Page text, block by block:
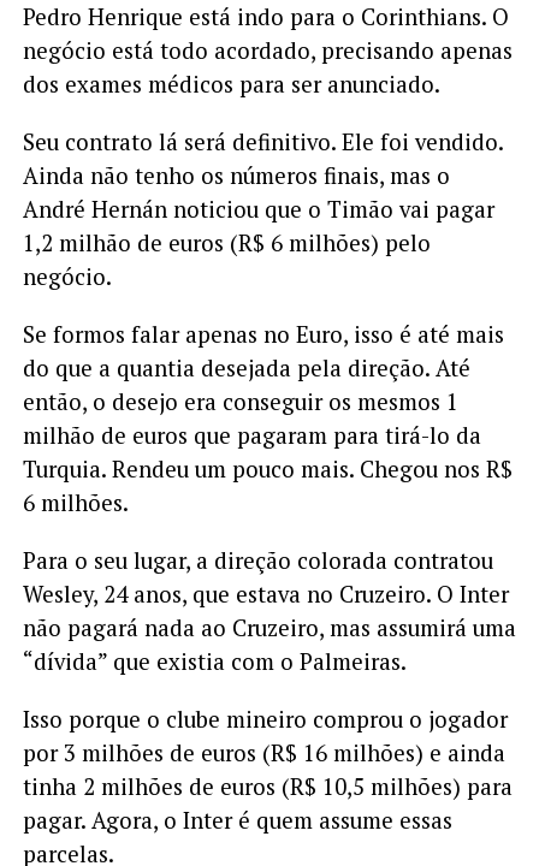
Pedro Henrique está indo para o Corinthians. O
negócio está todo acordado, precisando apenas
dos exames médicos para ser anunciado.
Seu contrato lá será definitivo. Ele foi vendido.
Ainda não tenho os números finais, mas o
André Hernán noticiou que o Timão vai pagar
1,2 milhão de euros (R$ 6 milhões) pelo
negócio.
Se formos falar apenas no Euro, isso é até mais
do que a quantia desejada pela direção. Até
então, o desejo era conseguir os mesmos 1
milhão de euros que pagaram para tirá-lo da
Turquia. Rendeu um pouco mais. Chegou nos R$
6 milhões.
Para o seu lugar, a direção colorada contratou
Wesley, 24 anos, que estava no Cruzeiro. O Inter
não pagará nada ao Cruzeiro, mas assumirá uma
“dívida” que existia com o Palmeiras.
Isso porque o clube mineiro comprou o jogador
por 3 milhões de euros (R$ 16 milhões) e ainda
tinha 2 milhões de euros (R$ 10,5 milhões) para
pagar. Agora, o Inter é quem assume essas
parcelas.